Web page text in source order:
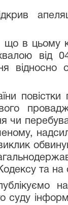
що в цьому
від
відносно
повістки
чи
та на
на
суду